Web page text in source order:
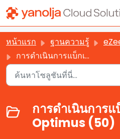
ข้ามไปยังเนื้อหาหลัก
หน้าแรก ฐานความรู้
eZee
การดำเนินการแบ็กเอนด์ของ Optimus
การดำเนินการ
Optimus (50)